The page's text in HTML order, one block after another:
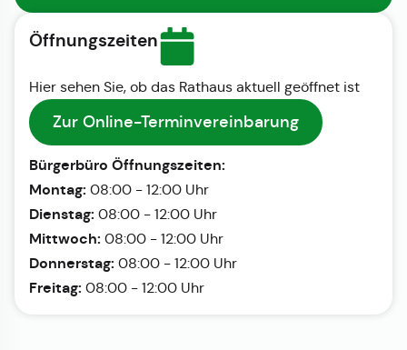
Öffnungszeiten
Hier sehen Sie, ob das Rathaus aktuell geöffnet ist
Zur Online-Terminvereinbarung
Bürgerbüro Öffnungszeiten:
Montag: 08:00 - 12:00 Uhr
Dienstag: 08:00 - 12:00 Uhr
Mittwoch: 08:00 - 12:00 Uhr
Donnerstag: 08:00 - 12:00 Uhr
Freitag: 08:00 - 12:00 Uhr